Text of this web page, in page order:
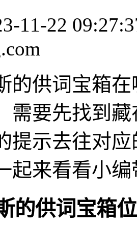
11-22
的供词宝箱
需要先找到
提示去往对
起来看看小
的供词宝箱